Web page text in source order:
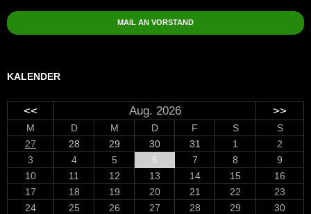
MAIL AN VORSTAND
KALENDER
<< Aug. 2026 >>
M D M D F S
S
27
28 29 30 31 1
2
3
4 5 6 7 8
9
10
11 12 13 14 15
16
17
18 19 20 21 22
23
24
25 26 27 28 29
30